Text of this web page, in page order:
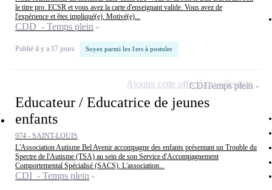
le titre pro. ECSR et vous avez la carte d'enseignant valide. Vous avez de
l'expérience et êtes impliqué(e). Motivé(e)...
CDD - Temps plein
Publié il y a 17 jours Soyez parmi les 1ers à postuler
Educateur / Educatrice de jeunes
enfants
974 - SAINT-LOUIS
L'Association Autisme Bel Avenir accompagne des enfants présentant un Trouble du
Spectre de l'Autisme (TSA) au sein de son Service d'Accompagnement
Comportemental Spécialisé (SACS). L'association...
CDI - Temps plein
CDITemps plein
Ajouter cette offre à ma sélection